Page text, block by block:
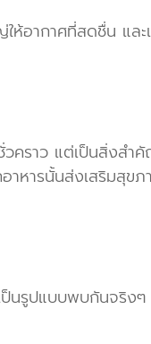
ห้อากาศที่สดชื่น แล
วคราว แต่เป็นสิ่งสำ
าหารนั้นส่งเสริมสุข
ป็นรูปแบบพบกันจริง